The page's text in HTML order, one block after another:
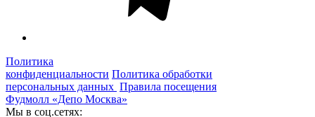
Политика
конфиденциальности Политика обработки
персональных данных Правила посещения
Фудмолл «Депо Москва»
Мы в соц.сетях: